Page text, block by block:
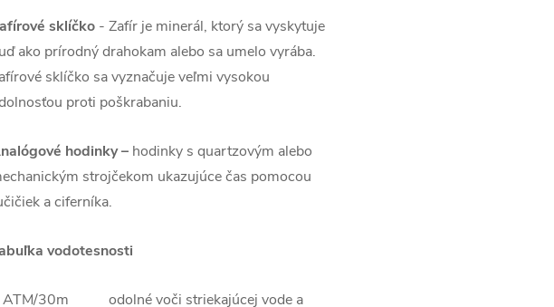
sklíčko - Zafír je minerál, ktorý sa vyskytuje
ako prírodný drahokam alebo sa umelo vyrába.
sklíčko sa vyznačuje veľmi vysokou
proti poškrabaniu.
hodinky – hodinky s quartzovým alebo
strojčekom ukazujúce čas pomocou
a ciferníka.
vodotesnosti
ATM/30m odolné voči striekajúcej vode a